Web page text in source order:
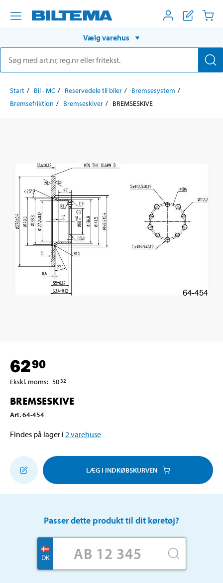
Vælg varehus
Start Bil - MC Reservedele til biler
Bremsesystem
Bremsefriktion
Bremseskiver BREMSESKIVE
6290
Ekskl. moms: 5032
BREMSESKIVE
Art.64-454
Findes på lager i 2 varehuse
LÆG I INDKØBSKURVEN
Passer dette produkt til dit køretøj?
DK